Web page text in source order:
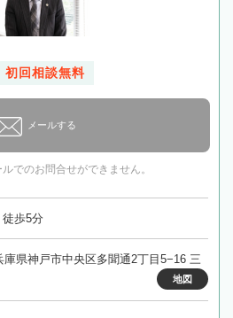
初回相談無料
メールする
でのお問合せができません。
歩5分
庫県神戸市中央区多聞通2丁目5−16 三
地図